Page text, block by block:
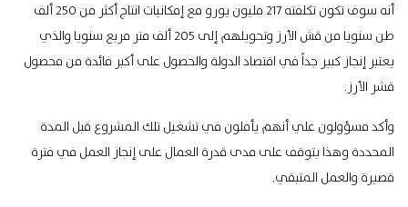
أنه سوف تكون تكلفته 217 مليون يورو مع إمكانيات انتاج أكثر من 250 ألف
طن سنويا من قش الأرز وتحويلهم إلى 205 ألف متر مربع سنويا والذي
يعتبر إنجاز كبير جداً في اقتصاد الدولة والحصول على أكبر فائدة من محصول
قشر الأرز.
وأكد مسؤولون علي أنهم يأملون في تشغيل تلك المشروع قبل المدة
المحددة وهذا يتوقف على مدى قدرة العمال على إنجاز العمل في فترة
قصيرة والعمل المتبقي.